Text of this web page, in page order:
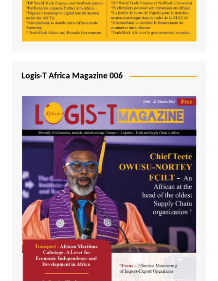
Logis-T Africa Magazine 006